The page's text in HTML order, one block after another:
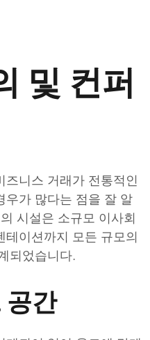
및 컨퍼
니스 거래가 전통적인
우가 많다는 점을 잘 알
시설은 소규모 이사회
이션까지 모든 규모의
되었습니다.
공간